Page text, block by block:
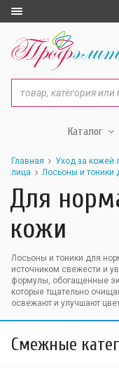
Каталог
Главная Уход за кожей
лица
Лосьоны и тоники
Для
кожи
Лосьоны и тоники для
источником свежести и
формулы, обогащенные
которые тщательно
освежают и улучшают
Смежные